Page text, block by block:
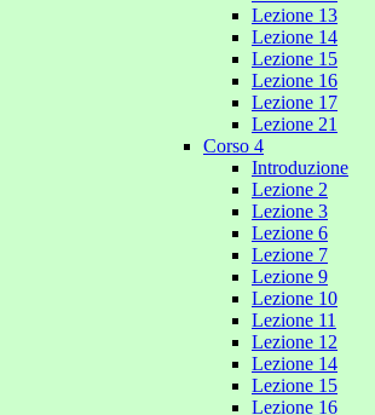
Lezione 13
Lezione 14
Lezione 15
Lezione 16
Lezione 17
Lezione 21
Corso 4
Introduzione
Lezione 2
Lezione 3
Lezione 6
Lezione 7
Lezione 9
Lezione 10
Lezione 11
Lezione 12
Lezione 14
Lezione 15
Lezione 16